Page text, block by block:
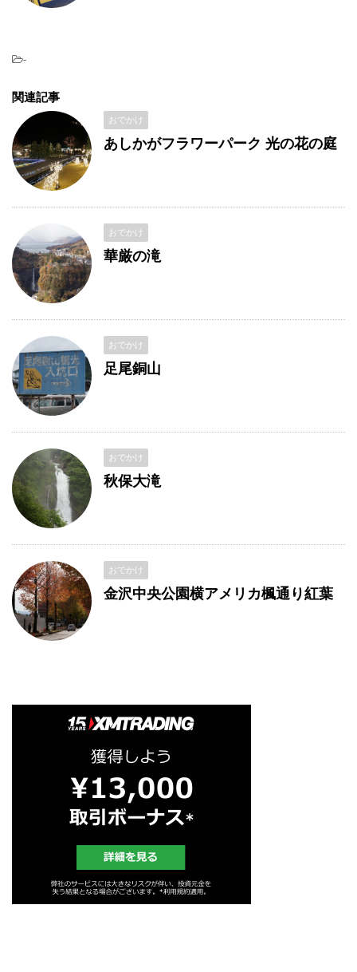
-
関連記事
おでかけ
あしかがフラワーパーク 光の花の庭
おでかけ
華厳の滝
おでかけ
足尾銅山
おでかけ
秋保大滝
おでかけ
金沢中央公園横アメリカ楓通り紅葉